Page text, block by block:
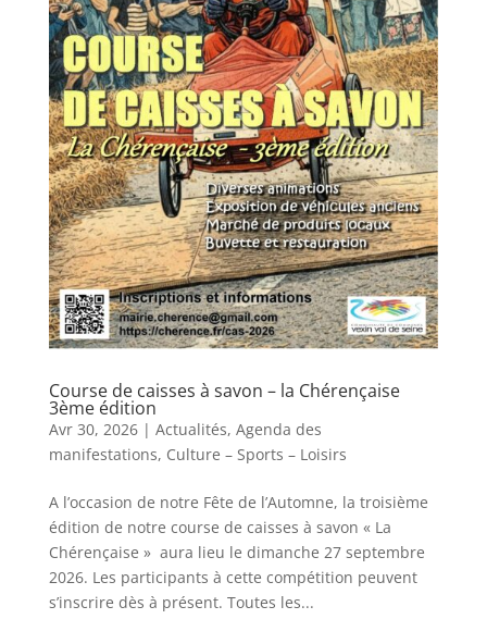
Course de caisses à savon – la Chérençaise
3ème édition
Avr 30, 2026| Actualités, Agenda des
manifestations, Culture – Sports – Loisirs
A l’occasion de notre Fête de l’Automne, la troisième
édition de notre course de caisses à savon « La
Chérençaise » aura lieu le dimanche 27 septembre
2026. Les participants à cette compétition peuvent
s’inscrire dès à présent. Toutes les...